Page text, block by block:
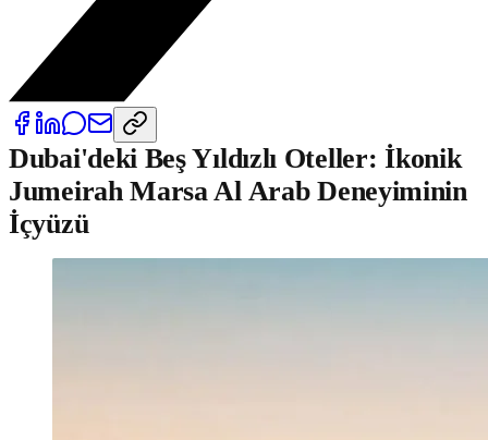
Dubai'deki Beş Yıldızlı Oteller: İkonik
Jumeirah Marsa Al Arab Deneyiminin
İçyüzü